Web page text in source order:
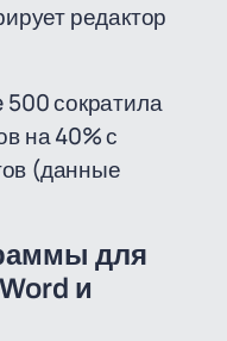
редактор
сократила
на 40% с
(данные
для
и